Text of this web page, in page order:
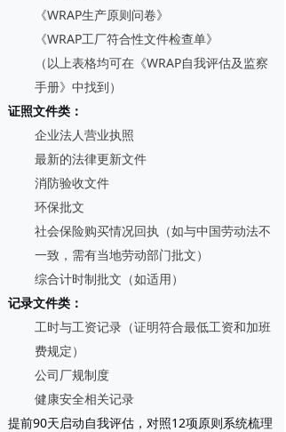
《WRAP生产原则问卷》
《WRAP工厂符合性文件检查单》
（以上表格均可在《WRAP自我评估及监察
手册》中找到）
证照文件类 ：
企业法人营业执照
最新的法律更新文件
消防验收文件
环保批文
社会保险购买情况回执（如与中国劳动法不
一致，需有当地劳动部门批文）
综合计时制批文（如适用）
记录文件类 ：
工时与工资记录（证明符合最低工资和加班
费规定）
公司厂规制度
健康安全相关记录
提前90天启动自我评估，对照12项原则系统梳理